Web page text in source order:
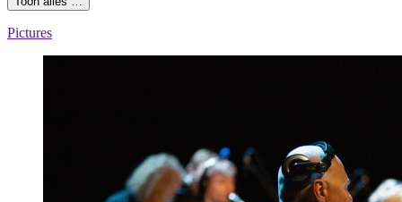
Pictures